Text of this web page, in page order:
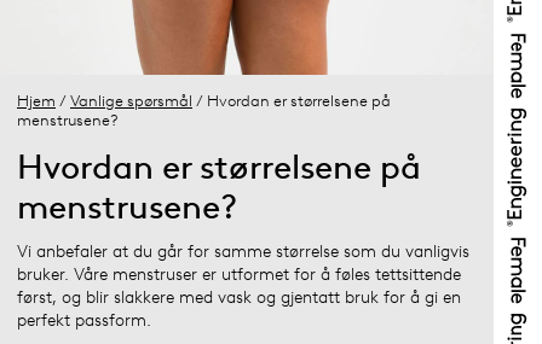
Hjem / Vanlige spørsmål / Hvordan er størrelsene på
menstrusene?
Hvordan er størrelsene på
menstrusene?
Vi anbefaler at du går for samme størrelse som du vanligvis
bruker. Våre menstruser er utformet for å føles tettsittende
først, og blir slakkere med vask og gjentatt bruk for å gi en
perfekt passform.